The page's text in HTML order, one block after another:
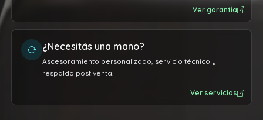
Ver garantía
¿Necesitás una mano?
Ascesoramiento personalizado, servicio técnico y
respaldo post venta.
Ver servicios